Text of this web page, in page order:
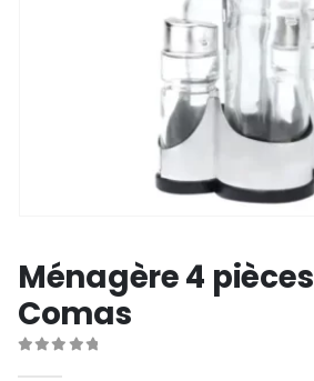
Ménagère 4 pièces
Comas